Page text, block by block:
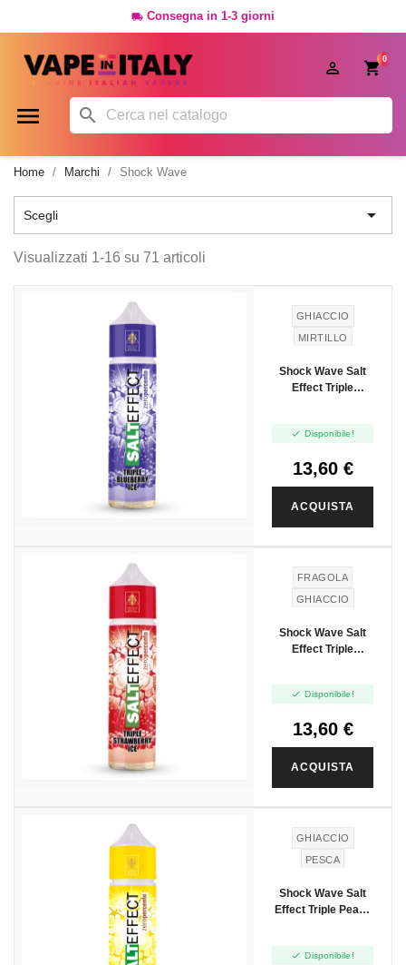
 Consegna in 1-3 giorni
0

 
Home Marchi Shock Wave
Scegli 
Visualizzati 1-16 su 71 articoli
GHIACCIO
MIRTILLO
Shock Wave Salt
Effect Triple
 Disponibile!
13,60 €
ACQUISTA
FRAGOLA
GHIACCIO
Shock Wave Salt
Effect Triple
 Disponibile!
13,60 €
ACQUISTA
GHIACCIO
PESCA
Shock Wave Salt
Effect Triple Peach
 Disponibile!